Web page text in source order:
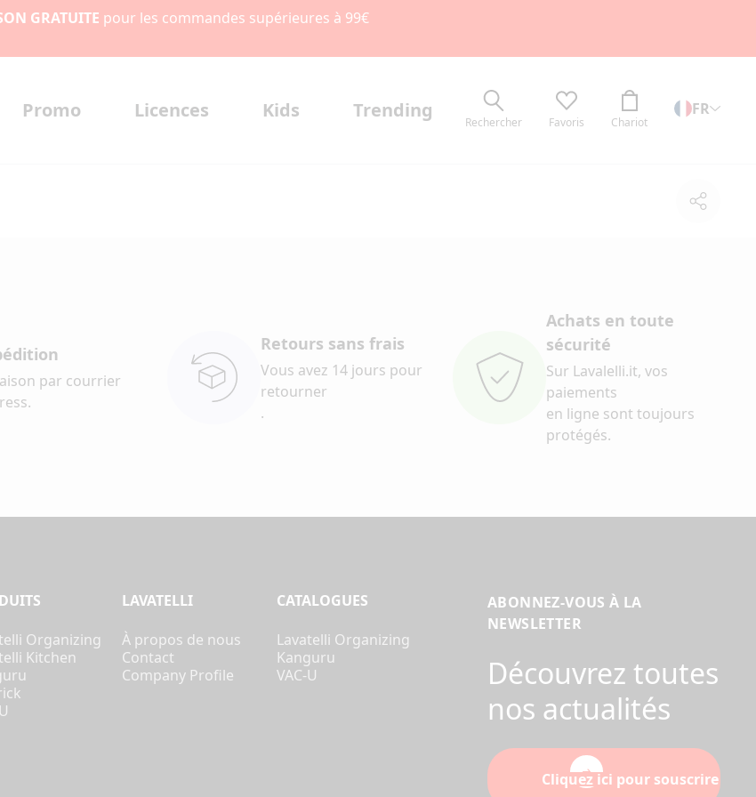
GRATUITE pour les commandes supérieures à 99€
Promo Licences Kids Trending
Rechercher Favoris Chariot
FR
par courrier
Retours sans frais
Vous avez 14 jours pour
retourner
.
Achats en toute
sécurité
Sur Lavalelli.it, vos
paiements
en ligne sont toujours
protégés.
ABONNEZ-VOUS À LA
NEWSLETTER
Découvrez toutes
nos actualités
Cliquez ici pour souscrire
Organizing
Kitchen
LAVATELLI
À propos de nous
Contact
Company Profile
CATALOGUES
Lavatelli Organizing
Kanguru
VAC-U